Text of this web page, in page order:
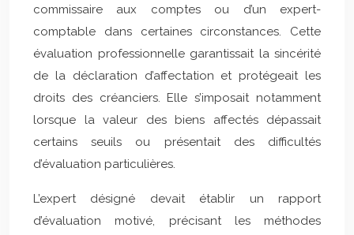
commissaire aux comptes ou d’un expert-
comptable dans certaines circonstances. Cette
évaluation professionnelle garantissait la sincérité
de la déclaration d’affectation et protégeait les
droits des créanciers. Elle s’imposait notamment
lorsque la valeur des biens affectés dépassait
certains seuils ou présentait des difficultés
d’évaluation particulières.
L’expert désigné devait établir un rapport
d’évaluation motivé, précisant les méthodes